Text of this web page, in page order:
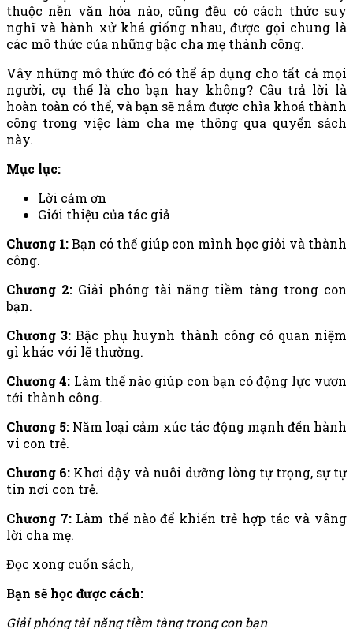
thuộc nền văn hóa nào, cũng đều có cách thức suy
nghĩ và hành xử khá giống nhau, được gọi chung là
các mô thức của những bậc cha mẹ thành công.
Vây những mô thức đó có thể áp dụng cho tất cả mọi
người, cụ thể là cho bạn hay không? Câu trả lời là
hoàn toàn có thể, và bạn sẽ nắm được chìa khoá thành
công trong việc làm cha mẹ thông qua quyển sách
này.
Mục lục:
Lời cảm ơn
Giới thiệu của tác giả
Chương 1:Bạn có thể giúp con mình học giỏi và thành
công.
Chương 2:Giải phóng tài năng tiềm tàng trong con
bạn.
Chương 3:Bậc phụ huynh thành công có quan niệm
gì khác với lẽ thường.
Chương 4: Làm thế nào giúp con bạn có động lực vươn
tới thành công.
Chương 5: Năm loại cảm xúc tác động mạnh đến hành
vi con trẻ.
Chương 6: Khơi dậy và nuôi dưỡng lòng tự trọng, sự tự
tin nơi con trẻ.
Chương 7:Làm thế nào để khiến trẻ hợp tác và vâng
lời cha mẹ.
Đọc xong cuốn sách,
Bạn sẽ học được cách:
Giải phóng tài năng tiềm tàng trong con bạn